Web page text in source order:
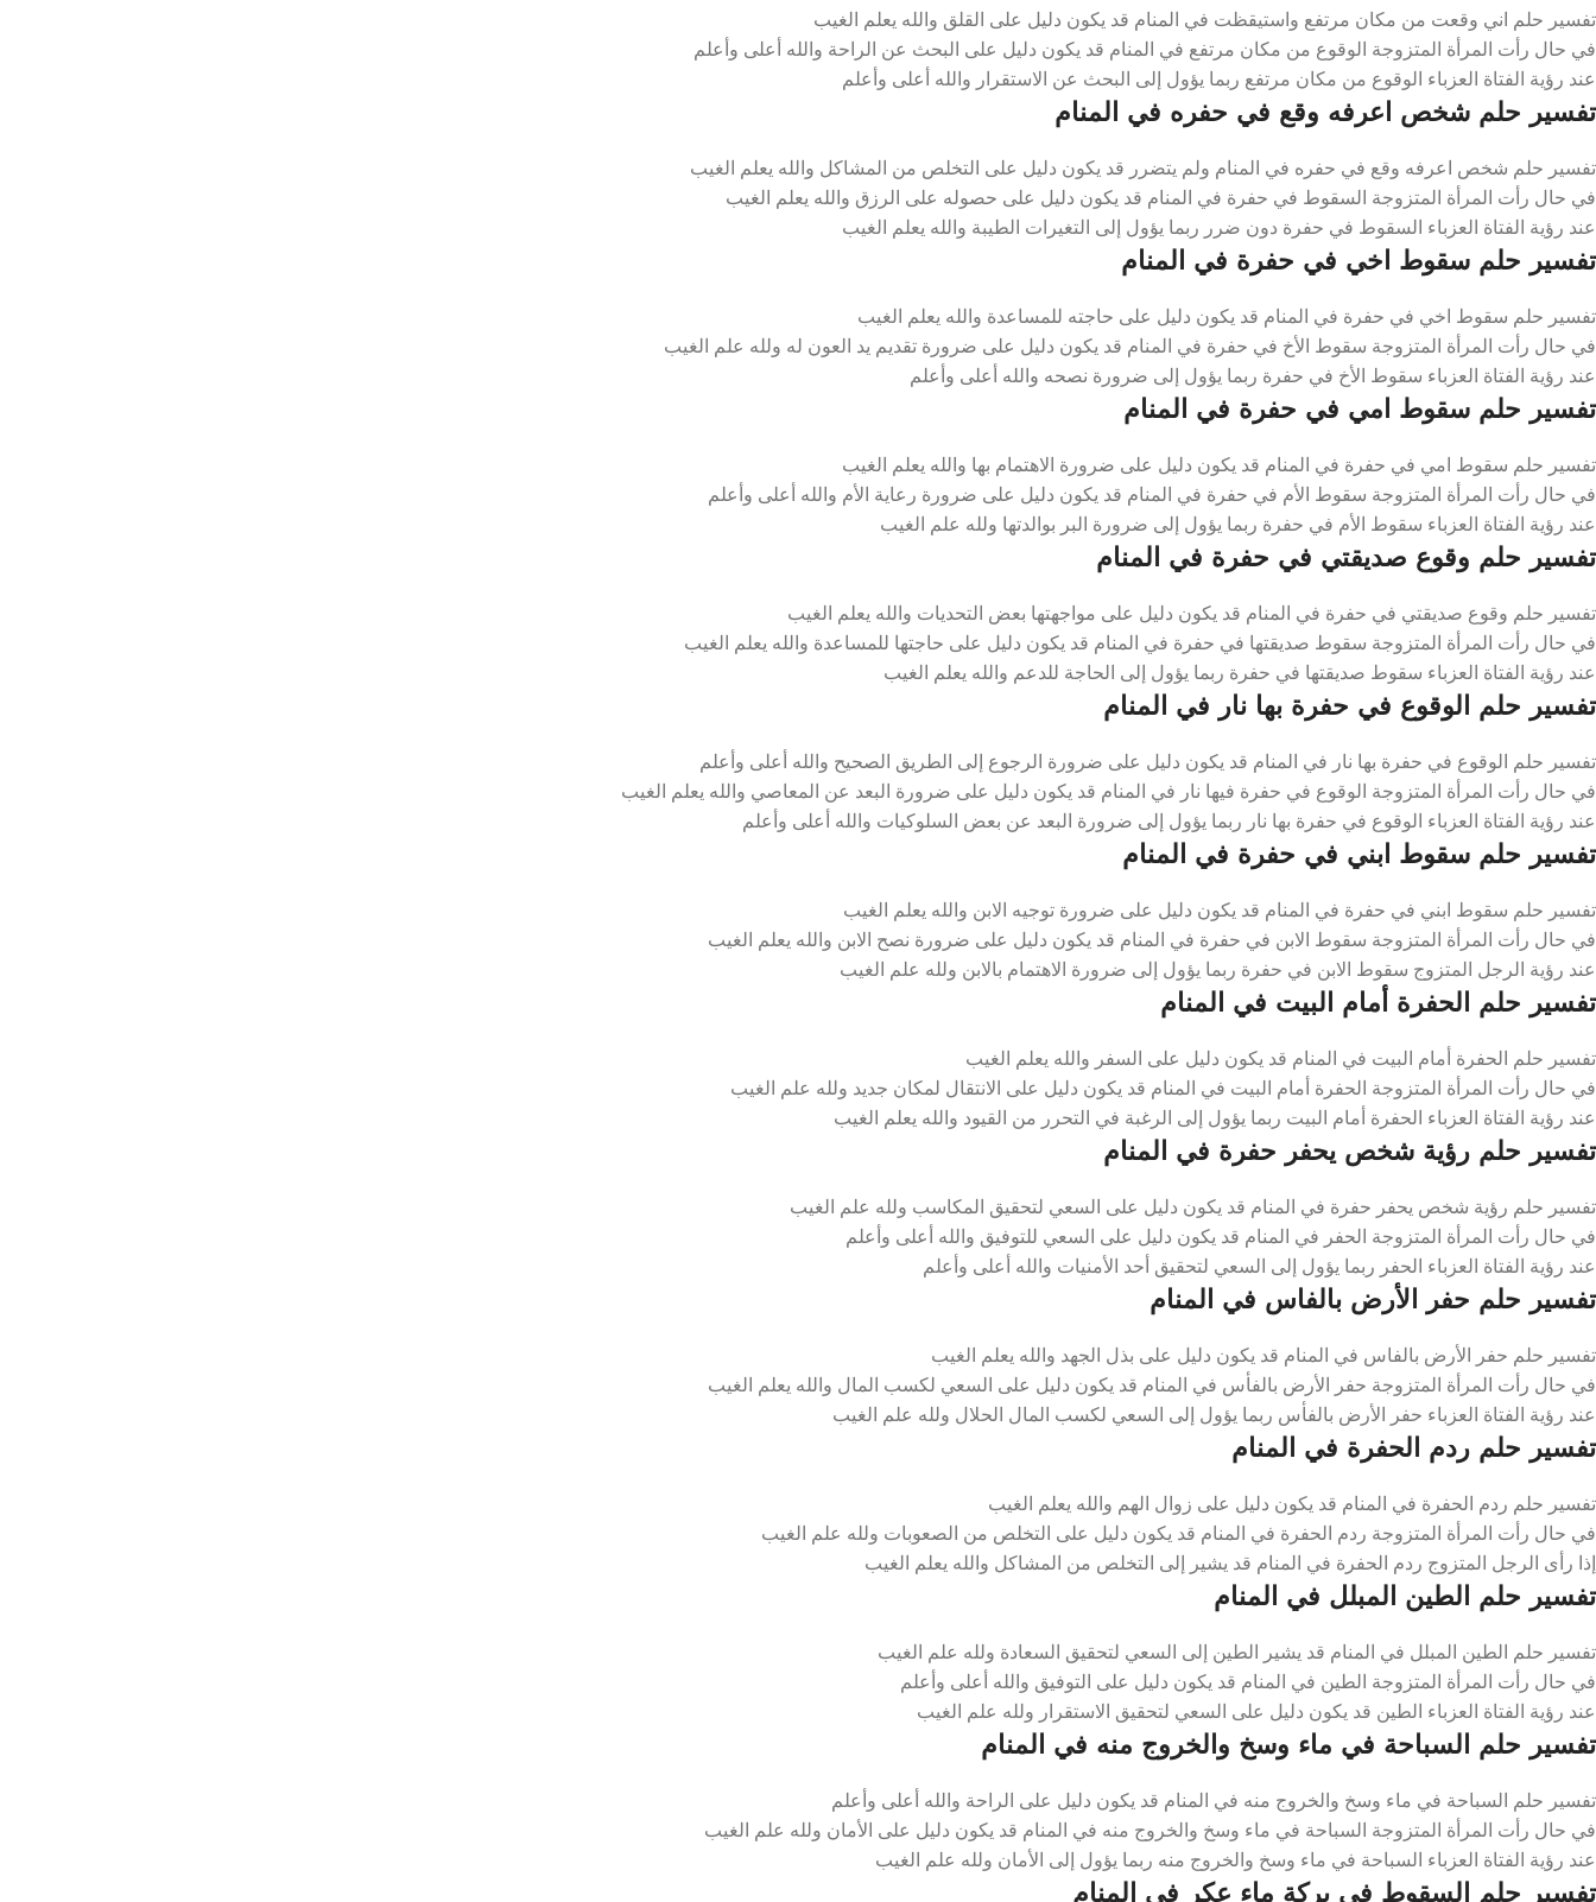
تفسير حلم اني وقعت من مكان مرتفع واستيقظت في المنام قد يكون دليل على القلق والله يعلم الغيب
في حال رأت المرأة المتزوجة الوقوع من مكان مرتفع في المنام قد يكون دليل على البحث عن الراحة والله أعلى وأعلم
عند رؤية الفتاة العزباء الوقوع من مكان مرتفع ربما يؤول إلى البحث عن الاستقرار والله أعلى وأعلم
تفسير حلم شخص اعرفه وقع في حفره في المنام
تفسير حلم شخص اعرفه وقع في حفره في المنام ولم يتضرر قد يكون دليل على التخلص من المشاكل والله يعلم الغيب
في حال رأت المرأة المتزوجة السقوط في حفرة في المنام قد يكون دليل على حصوله على الرزق والله يعلم الغيب
عند رؤية الفتاة العزباء السقوط في حفرة دون ضرر ربما يؤول إلى التغيرات الطيبة والله يعلم الغيب
تفسير حلم سقوط اخي في حفرة في المنام
تفسير حلم سقوط اخي في حفرة في المنام قد يكون دليل على حاجته للمساعدة والله يعلم الغيب
في حال رأت المرأة المتزوجة سقوط الأخ في حفرة في المنام قد يكون دليل على ضرورة تقديم يد العون له ولله علم الغيب
عند رؤية الفتاة العزباء سقوط الأخ في حفرة ربما يؤول إلى ضرورة نصحه والله أعلى وأعلم
تفسير حلم سقوط امي في حفرة في المنام
تفسير حلم سقوط امي في حفرة في المنام قد يكون دليل على ضرورة الاهتمام بها والله يعلم الغيب
في حال رأت المرأة المتزوجة سقوط الأم في حفرة في المنام قد يكون دليل على ضرورة رعاية الأم والله أعلى وأعلم
عند رؤية الفتاة العزباء سقوط الأم في حفرة ربما يؤول إلى ضرورة البر بوالدتها ولله علم الغيب
تفسير حلم وقوع صديقتي في حفرة في المنام
تفسير حلم وقوع صديقتي في حفرة في المنام قد يكون دليل على مواجهتها بعض التحديات والله يعلم الغيب
في حال رأت المرأة المتزوجة سقوط صديقتها في حفرة في المنام قد يكون دليل على حاجتها للمساعدة والله يعلم الغيب
عند رؤية الفتاة العزباء سقوط صديقتها في حفرة ربما يؤول إلى الحاجة للدعم والله يعلم الغيب
تفسير حلم الوقوع في حفرة بها نار في المنام
تفسير حلم الوقوع في حفرة بها نار في المنام قد يكون دليل على ضرورة الرجوع إلى الطريق الصحيح والله أعلى وأعلم
في حال رأت المرأة المتزوجة الوقوع في حفرة فيها نار في المنام قد يكون دليل على ضرورة البعد عن المعاصي والله يعلم الغيب
عند رؤية الفتاة العزباء الوقوع في حفرة بها نار ربما يؤول إلى ضرورة البعد عن بعض السلوكيات والله أعلى وأعلم
تفسير حلم سقوط ابني في حفرة في المنام
تفسير حلم سقوط ابني في حفرة في المنام قد يكون دليل على ضرورة توجيه الابن والله يعلم الغيب
في حال رأت المرأة المتزوجة سقوط الابن في حفرة في المنام قد يكون دليل على ضرورة نصح الابن والله يعلم الغيب
عند رؤية الرجل المتزوج سقوط الابن في حفرة ربما يؤول إلى ضرورة الاهتمام بالابن ولله علم الغيب
تفسير حلم الحفرة أمام البيت في المنام
تفسير حلم الحفرة أمام البيت في المنام قد يكون دليل على السفر والله يعلم الغيب
في حال رأت المرأة المتزوجة الحفرة أمام البيت في المنام قد يكون دليل على الانتقال لمكان جديد ولله علم الغيب
عند رؤية الفتاة العزباء الحفرة أمام البيت ربما يؤول إلى الرغبة في التحرر من القيود والله يعلم الغيب
تفسير حلم رؤية شخص يحفر حفرة في المنام
تفسير حلم رؤية شخص يحفر حفرة في المنام قد يكون دليل على السعي لتحقيق المكاسب ولله علم الغيب
في حال رأت المرأة المتزوجة الحفر في المنام قد يكون دليل على السعي للتوفيق والله أعلى وأعلم
عند رؤية الفتاة العزباء الحفر ربما يؤول إلى السعي لتحقيق أحد الأمنيات والله أعلى وأعلم
تفسير حلم حفر الأرض بالفاس في المنام
تفسير حلم حفر الأرض بالفاس في المنام قد يكون دليل على بذل الجهد والله يعلم الغيب
في حال رأت المرأة المتزوجة حفر الأرض بالفأس في المنام قد يكون دليل على السعي لكسب المال والله يعلم الغيب
عند رؤية الفتاة العزباء حفر الأرض بالفأس ربما يؤول إلى السعي لكسب المال الحلال ولله علم الغيب
تفسير حلم ردم الحفرة في المنام
تفسير حلم ردم الحفرة في المنام قد يكون دليل على زوال الهم والله يعلم الغيب
في حال رأت المرأة المتزوجة ردم الحفرة في المنام قد يكون دليل على التخلص من الصعوبات ولله علم الغيب
إذا رأى الرجل المتزوج ردم الحفرة في المنام قد يشير إلى التخلص من المشاكل والله يعلم الغيب
تفسير حلم الطين المبلل في المنام
تفسير حلم الطين المبلل في المنام قد يشير الطين إلى السعي لتحقيق السعادة ولله علم الغيب
في حال رأت المرأة المتزوجة الطين في المنام قد يكون دليل على التوفيق والله أعلى وأعلم
عند رؤية الفتاة العزباء الطين قد يكون دليل على السعي لتحقيق الاستقرار ولله علم الغيب
تفسير حلم السباحة في ماء وسخ والخروج منه في المنام
تفسير حلم السباحة في ماء وسخ والخروج منه في المنام قد يكون دليل على الراحة والله أعلى وأعلم
في حال رأت المرأة المتزوجة السباحة في ماء وسخ والخروج منه في المنام قد يكون دليل على الأمان ولله علم الغيب
عند رؤية الفتاة العزباء السباحة في ماء وسخ والخروج منه ربما يؤول إلى الأمان ولله علم الغيب
تفسير حلم السقوط في بركة ماء عكر في المنام